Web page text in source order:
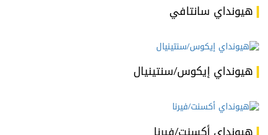
هيونداي سانتافي
هيونداي إيكوس/سنتينيال